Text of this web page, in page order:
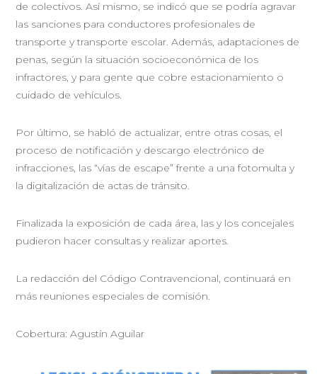
de colectivos. Así mismo, se indicó que se podría agravar
las sanciones para conductores profesionales de
transporte y transporte escolar. Además, adaptaciones de
penas, según la situación socioeconómica de los
infractores, y para gente que cobre estacionamiento o
cuidado de vehículos.
Por último, se habló de actualizar, entre otras cosas, el
proceso de notificación y descargo electrónico de
infracciones, las “vías de escape” frente a una fotomulta y
la digitalización de actas de tránsito.
Finalizada la exposición de cada área, las y los concejales
pudieron hacer consultas y realizar aportes.
La redacción del Código Contravencional, continuará en
más reuniones especiales de comisión.
Cobertura: Agustín Aguilar